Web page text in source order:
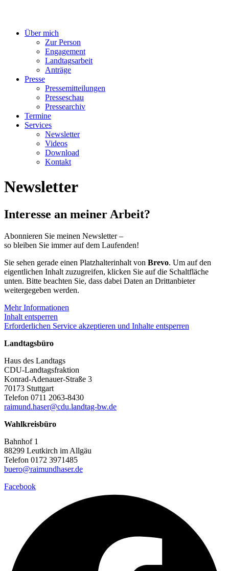
Über mich
Zur Person
Engagement
Landtagsarbeit
Anträge
Presse
Pressemitteilungen
Presseschau
Pressearchiv
Termine
Services
Newsletter
Videos
Download
Kontakt
Newsletter
Interesse an meiner Arbeit?
Abonnieren Sie meinen Newsletter –
so bleiben Sie immer auf dem Laufenden!
Sie sehen gerade einen Platzhalterinhalt von Brevo. Um auf den
eigentlichen Inhalt zuzugreifen, klicken Sie auf die Schaltfläche
unten. Bitte beachten Sie, dass dabei Daten an Drittanbieter
weitergegeben werden.
Mehr Informationen
Inhalt entsperren
Erforderlichen Service akzeptieren und Inhalte entsperren
Landtagsbüro
Haus des Landtags
CDU-Landtagsfraktion
Konrad-Adenauer-Straße 3
70173 Stuttgart
Telefon 0711 2063-8430
raimund.haser@cdu.landtag-bw.de
Wahlkreisbüro
Bahnhof 1
88299 Leutkirch im Allgäu
Telefon 0172 3971485
buero@raimundhaser.de
Facebook